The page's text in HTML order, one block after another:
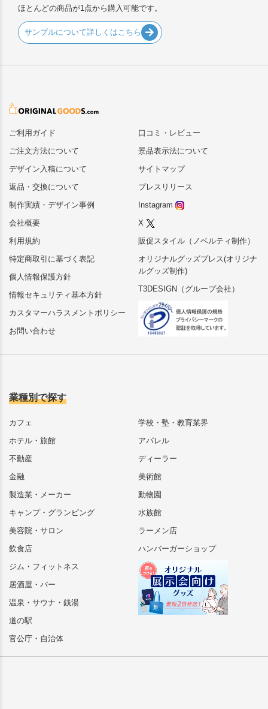
ほとんどの商品が1点から購入可能です。
サンプルについて詳しくはこちら
ご利用ガイド
ご注文方法について
デザイン入稿について
返品・交換について
制作実績・デザイン事例
会社概要
利用規約
特定商取引に基づく表記
個人情報保護方針
情報セキュリティ基本方針
カスタマーハラスメントポリシー
お問い合わせ
口コミ・レビュー
景品表示法について
サイトマップ
プレスリリース
Instagram
X
販促スタイル（ノベルティ制作）
オリジナルグッズプレス(オリジナ
ルグッズ制作)
T3DESIGN（グループ会社）
業種別で探す
カフェ
ホテル・旅館
不動産
金融
製造業・メーカー
キャンプ・グランピング
美容院・サロン
飲食店
ジム・フィットネス
居酒屋・バー
温泉・サウナ・銭湯
道の駅
官公庁・自治体
学校・塾・教育業界
アパレル
ディーラー
美術館
動物園
水族館
ラーメン店
ハンバーガーショップ